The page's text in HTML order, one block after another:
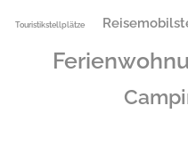
Touristikstellplätze